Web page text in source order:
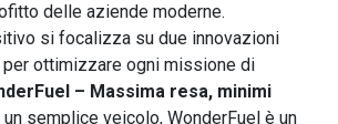
delle aziende moderne.
si focalizza su due innovazioni
ottimizzare ogni missione di
– Massima resa, minimi
un semplice veicolo, WonderFuel è un